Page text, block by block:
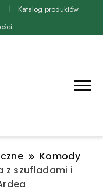
Katalog produktów
Komody
z szufladami i